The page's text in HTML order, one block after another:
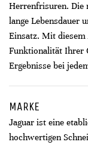
Herrenfrisuren. Die
lange Lebensdauer
Einsatz. Mit
Funktionalität Ihrer
Ergebnisse bei
MARKE
Jaguar ist eine
hochwertigen